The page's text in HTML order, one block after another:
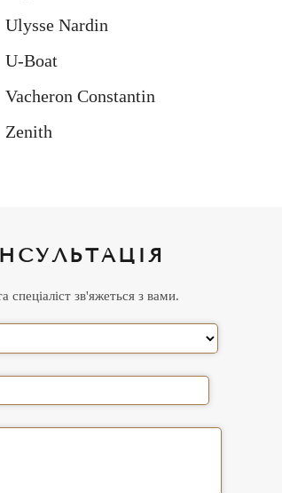
Ulysse Nardin
U-Boat
Vacheron Constantin
Zenith
зв'яжеться з вами.